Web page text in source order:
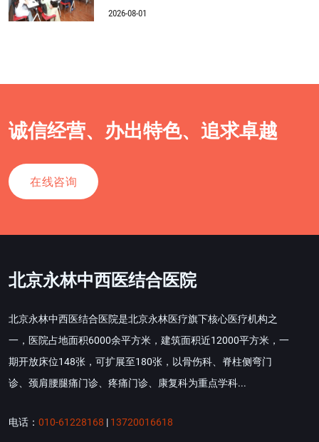
2026-08-01
诚信经营、办出特色、追求卓越
在线咨询
北京永林中西医结合医院
北京永林中西医结合医院是北京永林医疗旗下核心医疗机构之
一，医院占地面积6000余平方米，建筑面积近12000平方米，一
期开放床位148张，可扩展至180张，以骨伤科、脊柱侧弯门
诊、颈肩腰腿痛门诊、疼痛门诊、康复科为重点学科...
电话： 010-61228168 | 13720016618